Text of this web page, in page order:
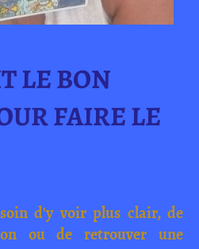
LE BON
FAIRE LE
d'y voir plus clair, de
ou de retrouver une